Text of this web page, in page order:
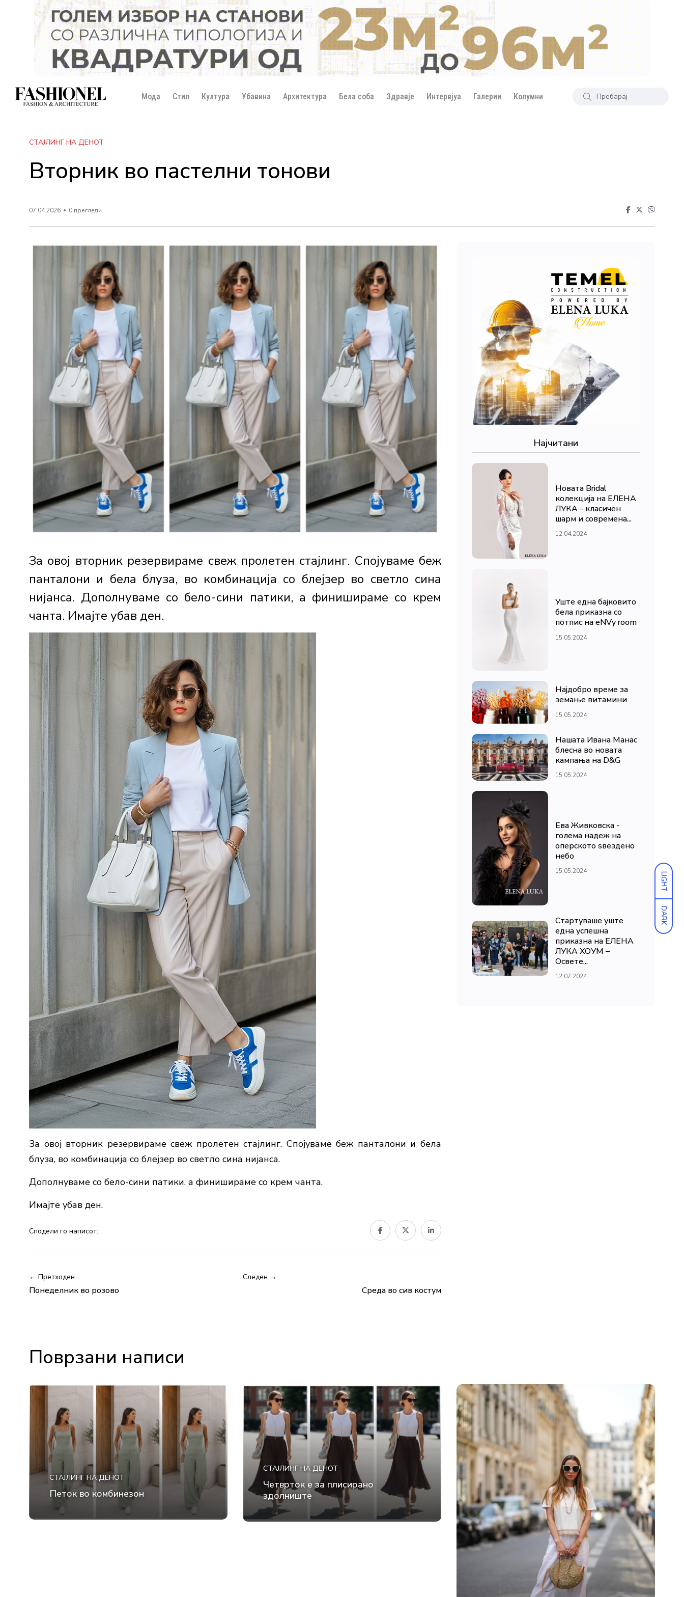
LIGHT
DARK
Мода Стил Култура Убавина Архитектура Бела соба Здравје Интервјуа Галерии Колумни
СТАЈЛИНГ НА ДЕНОТ
Вторник во пастелни тонови
07.04.2026 0 прегледи
За овој вторник резервираме свеж пролетен стајлинг. Спојуваме беж
панталони и бела блуза, во комбинација со блејзер во светло сина
нијанса. Дополнуваме со бело-сини патики, а финишираме со крем
чанта. Имајте убав ден.
За овој вторник резервираме свеж пролетен стајлинг. Спојуваме беж панталони и бела
блуза, во комбинација со блејзер во светло сина нијанса.
Дополнуваме со бело-сини патики, а финишираме со крем чанта.
Имајте убав ден.
Сподели го написот:
← Претходен
Понеделник во розово
Следен →
Среда во сив костум
Најчитани
Новата Bridal
колекција на ЕЛЕНА
ЛУКА - класичен
шарм и современа...
12.04.2024
Уште една бајковито
бела приказна со
потпис на eNVy room
15.05.2024
Најдобро време за
земање витамини
15.05.2024
Нашата Ивана Манас
блесна во новата
кампања на D&G
15.05.2024
Ева Живковска -
голема надеж на
оперското ѕвездено
небо
15.05.2024
Стартуваше уште
една успешна
приказна на ЕЛЕНА
ЛУКА ХОУМ –
Освете...
12.07.2024
Поврзани написи
СТАЈЛИНГ НА ДЕНОТ
Петок во комбинезон
СТАЈЛИНГ НА ДЕНОТ
Четврток е за плисирано
здолниште